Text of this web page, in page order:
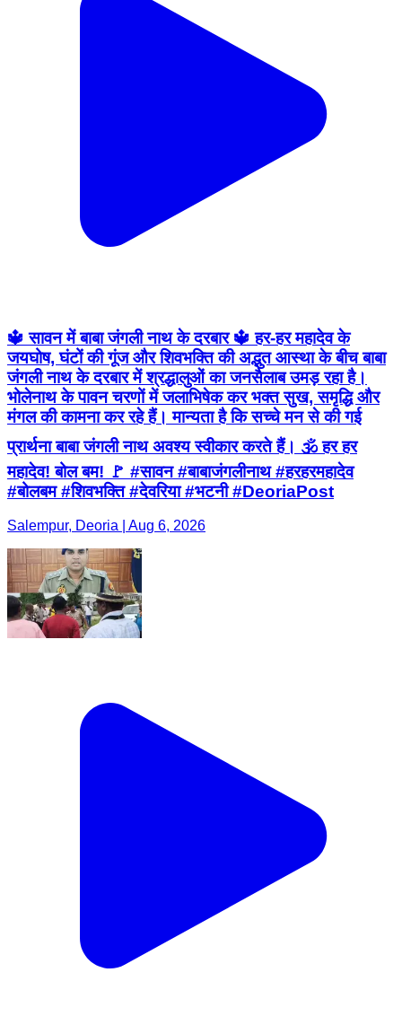
🔱 सावन में बाबा जंगली नाथ के दरबार 🔱 हर-हर महादेव के
जयघोष, घंटों की गूंज और शिवभक्ति की अद्भुत आस्था के बीच बाबा
जंगली नाथ के दरबार में श्रद्धालुओं का जनसैलाब उमड़ रहा है।
भोलेनाथ के पावन चरणों में जलाभिषेक कर भक्त सुख, समृद्धि और
मंगल की कामना कर रहे हैं। मान्यता है कि सच्चे मन से की गई
प्रार्थना बाबा जंगली नाथ अवश्य स्वीकार करते हैं। 🕉️ हर हर
महादेव! बोल बम! 🚩 #सावन #बाबाजंगलीनाथ #हरहरमहादेव
#बोलबम #शिवभक्ति #देवरिया #भटनी #DeoriaPost
Salempur, Deoria | Aug 6, 2026